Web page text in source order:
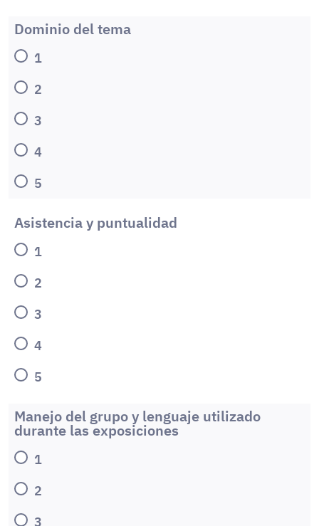
Dominio del tema
1
2
3
4
5
Asistencia y puntualidad
1
2
3
4
5
Manejo del grupo y lenguaje utilizado
durante las exposiciones
1
2
3